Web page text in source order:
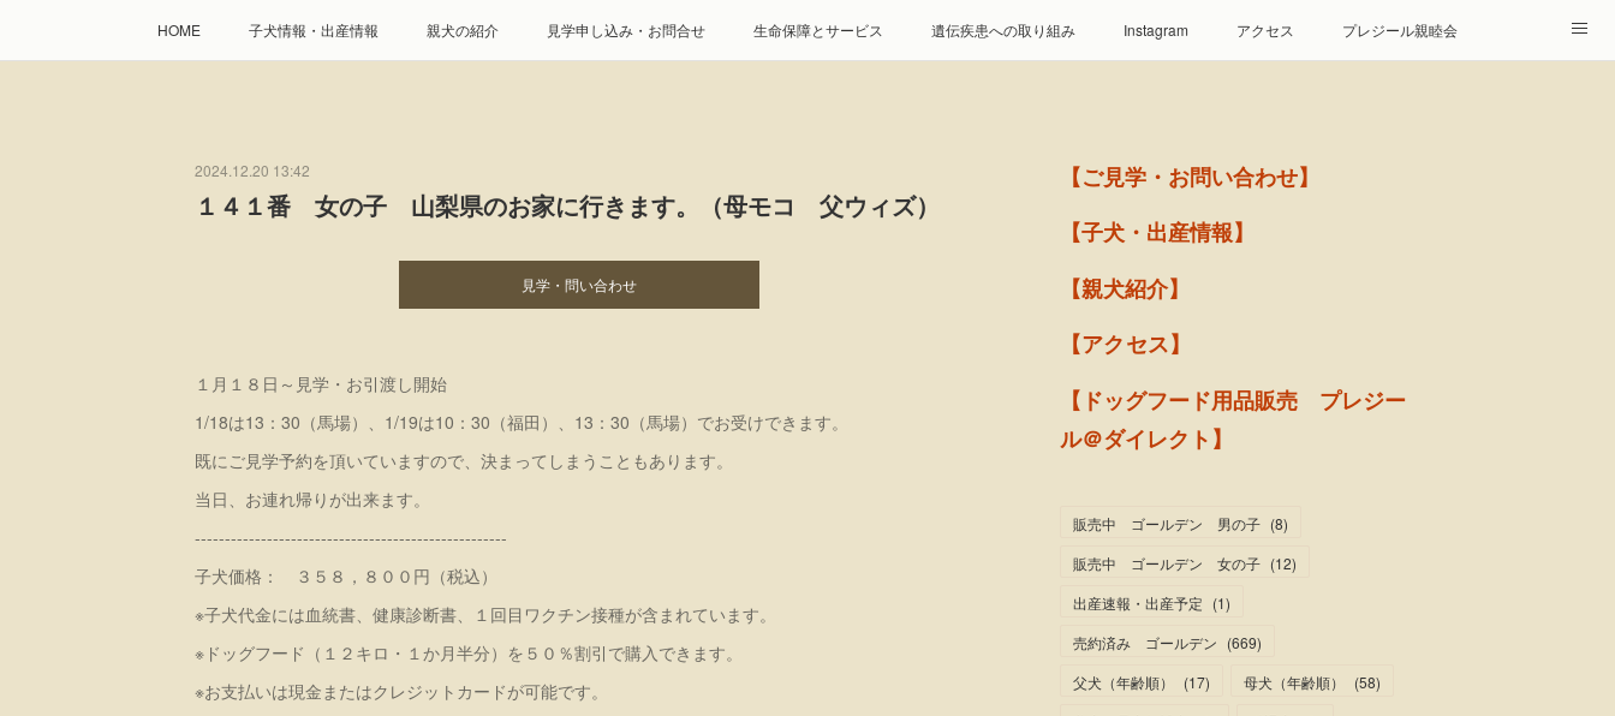
HOME 子犬情報・出産情報 親犬の紹介 見学申し込み・お問合せ 生命保障とサービス 遺伝疾患への取り組み Instagram アクセス プレジール親睦会
2024.12.20 13:42
１４１番 女の子 山梨県のお家に行きます。（母モコ 父ウィズ）
見学・問い合わせ
１月１８日～見学・お引渡し開始
1/18は13：30（馬場）、1/19は10：30（福田）、13：30（馬場）でお受けできます。
既にご見学予約を頂いていますので、決まってしまうこともあります。
当日、お連れ帰りが出来ます。
----------------------------------------------------
子犬価格： ３５８，８００円（税込）
※子犬代金には血統書、健康診断書、１回目ワクチン接種が含まれています。
※ドッグフード（１２キロ・１か月半分）を５０％割引で購入できます。
※お支払いは現金またはクレジットカードが可能です。
【ご見学・お問い合わせ】
【子犬・出産情報】
【親犬紹介】
【アクセス】
【ドッグフード用品販売 プレジー
ル＠ダイレクト】
販売中 ゴールデン 男の子 (8)
販売中 ゴールデン 女の子 (12)
出産速報・出産予定 (1)
売約済み ゴールデン (669)
父犬（年齢順）
(17) 母犬（年齢順） (58)